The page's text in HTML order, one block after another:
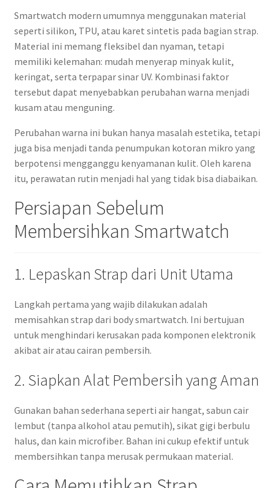
Smartwatch modern umumnya menggunakan material
seperti silikon, TPU, atau karet sintetis pada bagian strap.
Material ini memang fleksibel dan nyaman, tetapi
memiliki kelemahan: mudah menyerap minyak kulit,
keringat, serta terpapar sinar UV. Kombinasi faktor
tersebut dapat menyebabkan perubahan warna menjadi
kusam atau menguning.
Perubahan warna ini bukan hanya masalah estetika, tetapi
juga bisa menjadi tanda penumpukan kotoran mikro yang
berpotensi mengganggu kenyamanan kulit. Oleh karena
itu, perawatan rutin menjadi hal yang tidak bisa diabaikan.
Persiapan Sebelum
Membersihkan Smartwatch
1. Lepaskan Strap dari Unit Utama
Langkah pertama yang wajib dilakukan adalah
memisahkan strap dari body smartwatch. Ini bertujuan
untuk menghindari kerusakan pada komponen elektronik
akibat air atau cairan pembersih.
2. Siapkan Alat Pembersih yang Aman
Gunakan bahan sederhana seperti air hangat, sabun cair
lembut (tanpa alkohol atau pemutih), sikat gigi berbulu
halus, dan kain microfiber. Bahan ini cukup efektif untuk
membersihkan tanpa merusak permukaan material.